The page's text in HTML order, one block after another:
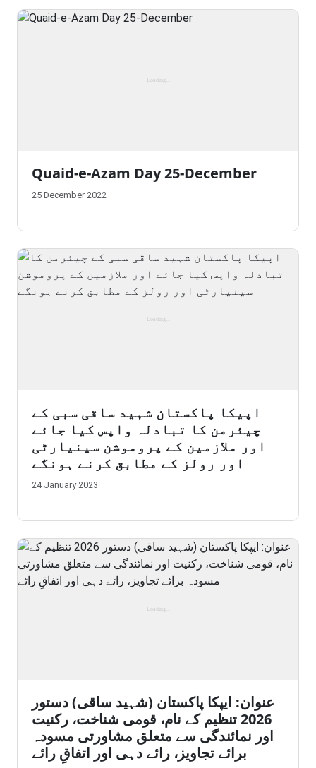
Quaid-e-Azam Day 25-December
25 December 2022
اپیکا پاکستان شہید ساقی سبی کے
چیئرمن کا تبادلہ واپس کیا جائے
اور ملازمین کے پروموشن سینیارٹی
اور رولز کے مطابق کرنے ہونگے
24 January 2023
عنوان: ایپکا پاکستان (شہید ساقی) دستور
2026 تنظیم کے نام، قومی شناخت، رکنیت
اور نمائندگی سے متعلق مشاورتی مسودہ
برائے تجاویز، رائے دہی اور اتفاقِ رائے